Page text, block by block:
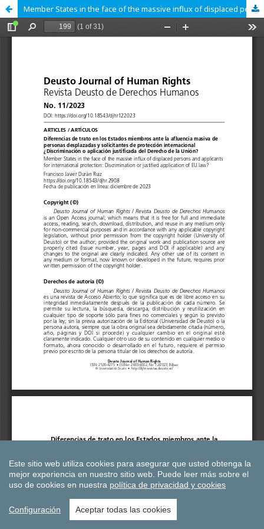
Member States in the face of the massive influx of displaced persons and applicants for international protection: Discrimination or justified application of EU law?
Este sitio web utiliza cookies para asegurar que usted obtenga la
mejor experiencia en nuestro sitio web. Puede leer más sobre el
uso de cookies en nuestra política de privacidad y cookies
Configuración Aceptar todas las cookies